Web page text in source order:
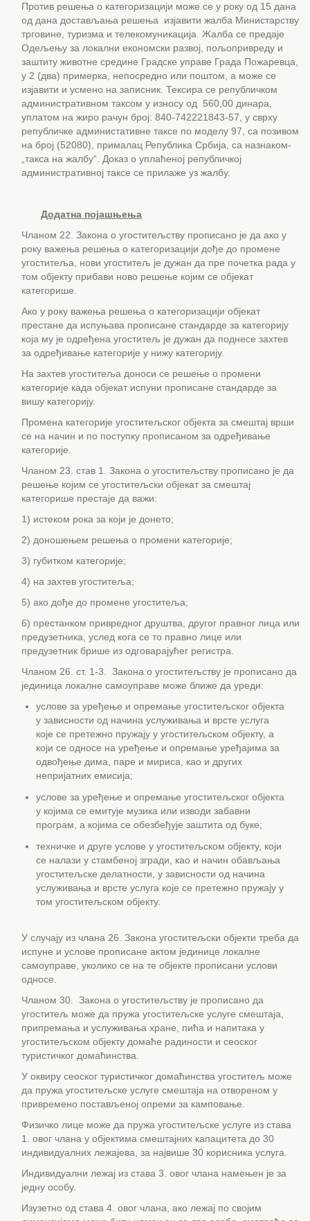
Против решења о категоризацији може се у року од 15 дана
од дана достављања решења изјавити жалба Министарству
трговине, туризма и телекомуникација. Жалба се предаје
Одељењу за локални економски развој, пољопривреду и
заштиту животне средине Градске управе Града Пожаревца,
у 2 (два) примерка, непосредно или поштом, а може се
изјавити и усмено на записник. Тексира се републичком
административном таксом у износу од 560,00 динара,
уплатом на жиро рачун број: 840-742221843-57, у сврху
републичке администативне таксе по моделу 97, са позивом
на број (52080), прималац Република Србија, са назнаком-
„такса на жалбу“. Доказ о уплаћеној републичкој
административној таксе се прилаже уз жалбу.
Додатна појашњења
Чланом 22. Закона о угоститељству прописано је да ако у
року важења решења о категоризацији дође до промене
угоститеља, нови угоститељ је дужан да пре почетка рада у
том објекту прибави ново решење којим се објекат
категорише.
Ако у року важења решења о категоризацији објекат
престане да испуњава прописане стандарде за категорију
која му је одређена угоститељ је дужан да поднесе захтев
за одређивање категорије у нижу категорију.
На захтев угоститеља доноси се решење о промени
категорије када објекат испуни прописане стандарде за
вишу категорију.
Промена категорије угоститељског објекта за смештај врши
се на начин и по поступку прописаном за одређивање
категорије.
Чланом 23. став 1. Закона о угоститељству прописано је да
решење којим се угоститељски објекат за смештај
категорише престаје да важи:
1) истеком рока за који је донето;
2) доношењем решења о промени категорије;
3) губитком категорије;
4) на захтев угоститеља;
5) ако дође до промене угоститеља;
6) престанком привредног друштва, другог правног лица или
предузетника, услед кога се то правно лице или
предузетник брише из одговарајућег регистра.
Чланом 26. ст. 1-3. Закона о угоститељству је прописано да
јединица локалне самоуправе може ближе да уреди:
услове за уређење и опремање угоститељског објекта
у зависности од начина услуживања и врсте услуга
које се претежно пружају у угоститељском објекту, а
који се односе на уређење и опремање уређајима за
одвођење дима, паре и мириса, као и других
непријатних емисија;
услове за уређење и опремање угоститељског објекта
у којима се емитује музика или изводи забавни
програм, а којима се обезбеђује заштита од буке;
техничке и друге услове у угоститељском објекту, који
се налази у стамбеној згради, као и начин обављања
угоститељске делатности, у зависности од начина
услуживања и врсте услуга које се претежно пружају у
том угоститељском објекту.
У случају из члана 26. Закона угоститељски објекти треба да
испуне и услове прописане актом јединице локалне
самоуправе, уколико се на те објекте прописани услови
односе.
Чланом 30. Закона о угоститељству је прописано да
угоститељ може да пружа угоститељске услуге смештаја,
припремања и услуживања хране, пића и напитака у
угоститељском објекту домаће радиности и сеоског
туристичког домаћинства.
У оквиру сеоског туристичког домаћинства угоститељ може
да пружа угоститељске услуге смештаја на отвореном у
привремено постављеној опреми за камповање.
Физичко лице може да пружа угоститељске услуге из ставa
1. овог члана у објектима смештајних капацитета до 30
индивидуалних лежајева, за највише 30 корисника услуга.
Индивидуални лежај из става 3. овог члана намењен је за
једну особу.
Изузетно од става 4. овог члана, ако лежај по својим